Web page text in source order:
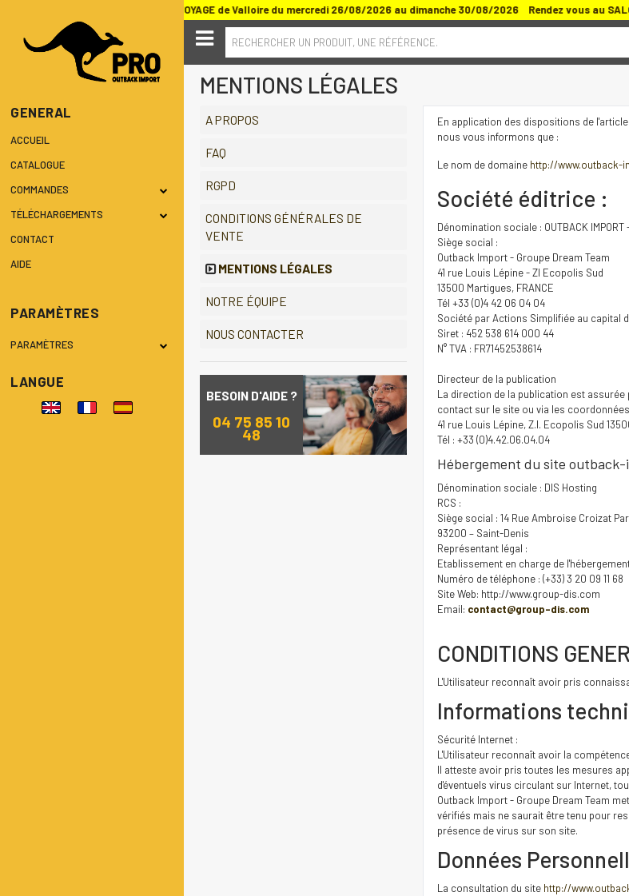
GENERAL
ACCUEIL
CATALOGUE
COMMANDES
TÉLÉCHARGEMENTS
CONTACT
AIDE
PARAMÈTRES
PARAMÈTRES
LANGUE
SALON DU TOUT TERRAIN ET DU VOYAGE de Valloire du mercredi 26/08/2026 au dimanche 30/08/2026 Rendez vous au
RECHERCHER UN PRODUIT, UNE RÉFÉRENCE.
MENTIONS LÉGALES
A PROPOS
FAQ
RGPD
CONDITIONS GÉNÉRALES DE
VENTE
MENTIONS LÉGALES
NOTRE ÉQUIPE
NOUS CONTACTER
BESOIN D'AIDE ?
04 75 85 10
48
En application des dispositions de
nous vous informons que :
Le nom de domaine http://www.outback-
Société éditrice :
Dénomination sociale : OUTBACK IMPORT
Siège social :
Outback Import - Groupe Dream Team
41 rue Louis Lépine - ZI Ecopolis Sud
13500 Martigues, FRANCE
Tél +33 (0)4 42 06 04 04
Société par Actions Simplifiée au capital
Siret : 452 538 614 000 44
N° TVA : FR71452538614
Directeur de la publication
La direction de la publication est
contact sur le site ou via les
41 rue Louis Lépine, Z.I. Ecopolis Sud
Tél : +33 (0)4.42.06.04.04
Hébergement du site
Dénomination sociale : DIS Hosting
RCS :
Siège social : 14 Rue Ambroise Croizat
93200 – Saint-Denis
Représentant légal :
Etablissement en charge de
Numéro de téléphone : (+33) 3 20 09 11 68
Site Web: http://www.group-dis.com
Email: contact@group-dis.com
CONDITIONS
L'Utilisateur reconnaît avoir pris
Informations
Sécurité Internet :
L'Utilisateur reconnaît avoir la
Il atteste avoir pris toutes les mesures
d'éventuels virus circulant sur Internet,
Outback Import - Groupe Dream Team
vérifiés mais ne saurait être tenu pour
présence de virus sur son site.
Données
La consultation du site http://